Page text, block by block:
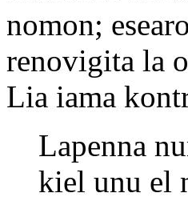
nomon;
renovigita la
Lia iama
Lapenna
kiel unu el